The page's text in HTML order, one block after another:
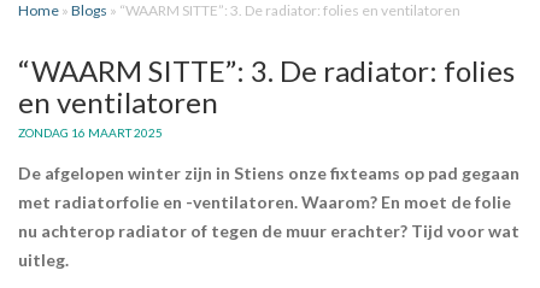
Home » Blogs » “WAARM SITTE”: 3. De radiator: folies en ventilatoren
“WAARM SITTE”: 3. De radiator: folies
en ventilatoren
ZONDAG 16 MAART 2025
De afgelopen winter zijn in Stiens onze fixteams op pad gegaan
met radiatorfolie en -ventilatoren. Waarom? En moet de folie
nu achterop radiator of tegen de muur erachter? Tijd voor wat
uitleg.